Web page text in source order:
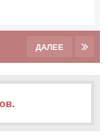
ДАЛЕЕ